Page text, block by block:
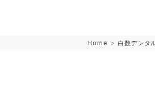
Home > 白数デンタ